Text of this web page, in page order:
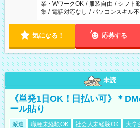
業・WワークOK / 服装自由 / シフト
集 / 電話対応なし / パソコンスキル
気になる！ 応募する
未読
《単発1日OK！日払い可》＊
ール貼り
派遣 職種未経験OK 社会人未経験OK 大学